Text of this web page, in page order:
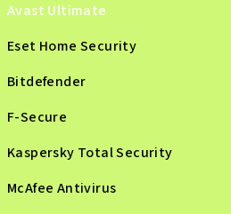
Avast Ultimate
Eset Home Security
Bitdefender
F-Secure
Kaspersky Total Security
McAfee Antivirus